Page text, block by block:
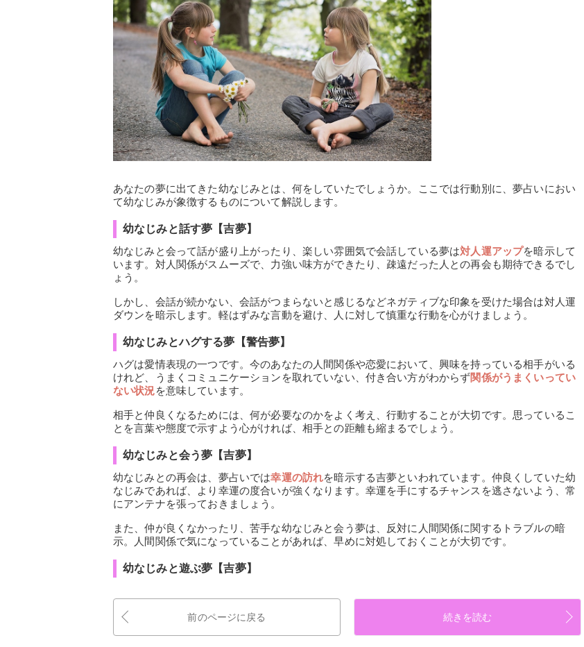
あなたの夢に出てきた幼なじみとは、何をしていたでしょうか。ここでは行動別に、夢占いにおい
て幼なじみが象徴するものについて解説します。
幼なじみと話す夢【吉夢】
幼なじみと会って話が盛り上がったり、楽しい雰囲気で会話している夢は対人運アップを暗示して
います。対人関係がスムーズで、力強い味方ができたり、疎遠だった人との再会も期待できるでし
ょう。
しかし、会話が続かない、会話がつまらないと感じるなどネガティブな印象を受けた場合は対人運
ダウンを暗示します。軽はずみな言動を避け、人に対して慎重な行動を心がけましょう。
幼なじみとハグする夢【警告夢】
ハグは愛情表現の一つです。今のあなたの人間関係や恋愛において、興味を持っている相手がいる
けれど、うまくコミュニケーションを取れていない、付き合い方がわからず関係がうまくいってい
ない状況を意味しています。
相手と仲良くなるためには、何が必要なのかをよく考え、行動することが大切です。思っているこ
とを言葉や態度で示すよう心がければ、相手との距離も縮まるでしょう。
幼なじみと会う夢【吉夢】
幼なじみとの再会は、夢占いでは幸運の訪れを暗示する吉夢といわれています。仲良くしていた幼
なじみであれば、より幸運の度合いが強くなります。幸運を手にするチャンスを逃さないよう、常
にアンテナを張っておきましょう。
また、仲が良くなかったリ、苦手な幼なじみと会う夢は、反対に人間関係に関するトラブルの暗
示。人間関係で気になっていることがあれば、早めに対処しておくことが大切です。
幼なじみと遊ぶ夢【吉夢】
前のページに戻る 続きを読む